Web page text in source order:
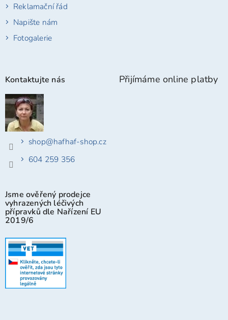
Reklamační řád
Napište nám
Fotogalerie
Kontaktujte nás
shop@hafhaf-shop.cz
604 259 356
Jsme ověřený prodejce
vyhrazených léčivých
přípravků dle Nařízení EU
2019/6
Přijímáme online platby